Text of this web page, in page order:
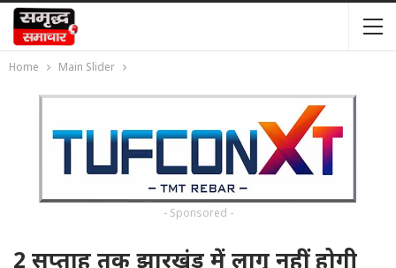
Home Main Slider
- Sponsored -
2 सप्ताह तक झारखंड में लागू नहीं होगी